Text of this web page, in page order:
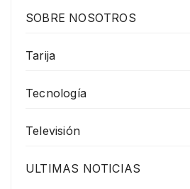
SOBRE NOSOTROS
Tarija
Tecnología
Televisión
ULTIMAS NOTICIAS